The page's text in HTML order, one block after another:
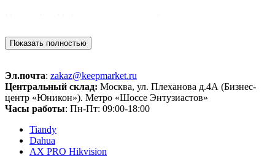
долговечностью. Наша команда экспертов тщательно отбирает только
лучшие модели от проверенных производителей, чтобы вы могли
Покупая аккумуляторы у нас, вы получаете не только качественный
продукт, но и выгодные условия покупки. Мы предлагаем
конкурентные цены, чтобы вы могли сэкономить свои средства. Кроме
того, мы осуществляем доставку по всей России, включая Москву и
другие города, чтобы вы могли получить свой заказ в удобное для вас
время и место.
Показать полностью
Эл.почта: zakaz@keepmarket.ru
Центральный склад: Москва, ул. Плеханова д.4А (Бизнес-
центр «Юникон»). Метро «Шоссе Энтузиастов»
Часы работы: Пн-Пт: 09:00-18:00
Tiandy
Dahua
AX PRO Hikvision